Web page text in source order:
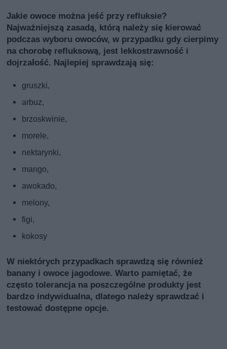
Jakie owoce można jeść przy refluksie?
Najważniejszą zasadą, którą należy się kierować
podczas wyboru owoców, w przypadku gdy cierpimy
na chorobę refluksową, jest lekkostrawność i
dojrzałość. Najlepiej sprawdzają się:
gruszki,
arbuz,
brzoskwinie,
morele,
nektarynki,
mango,
awokado,
melony,
figi,
kokosy
W niektórych przypadkach sprawdzą się również
banany i owoce jagodowe. Warto pamiętać, że
często tolerancja na poszczególne produkty jest
bardzo indywidualna, dlatego należy sprawdzać i
testować dostępne opcje.